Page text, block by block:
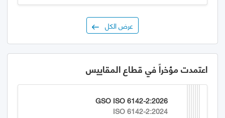
عرض الكل
اعتمدت مؤخراً في قطاع المقاييس
GSO ISO 6142-2:2026
ISO 6142-2:2024